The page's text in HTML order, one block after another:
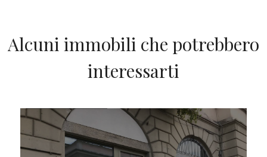
Alcuni immobili che potrebbero
interessarti